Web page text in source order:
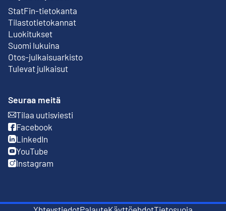
StatFin-tietokanta
Ulkoinen linkki
Tilastotietokannat
Luokitukset
Suomi lukuina
Otos-julkaisuarkisto
Ulkoinen linkki
Tulevat julkaisut
Seuraa meitä
Tilaa uutisviesti
Ulkoinen linkki
Facebook
Ulkoinen linkki
LinkedIn
Ulkoinen linkki
YouTube
Ulkoinen linkki
Instagram
Ulkoinen linkki